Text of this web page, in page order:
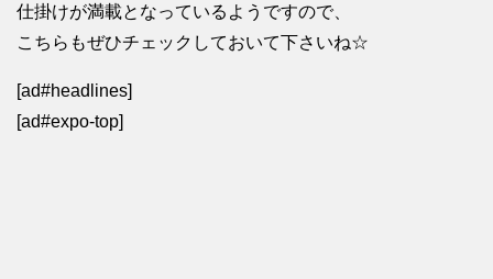
仕掛けが満載となっているようですので、
こちらもぜひチェックしておいて下さいね☆
[ad#headlines]
[ad#expo-top]